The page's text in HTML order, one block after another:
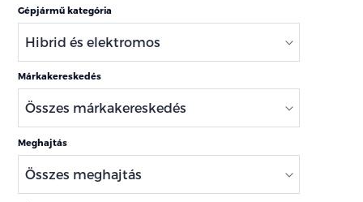
Gépjármű kategória
Márkakereskedés
Meghajtás